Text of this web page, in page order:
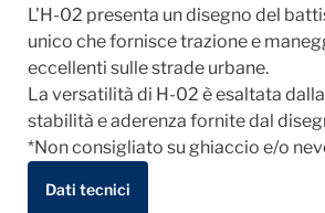
L'H-02 presenta un disegno del
unico che fornisce trazione e
eccellenti sulle strade urbane.
La versatilità di H-02 è esaltata
stabilità e aderenza fornite dal
*Non consigliato su ghiaccio e/o
Dati tecnici